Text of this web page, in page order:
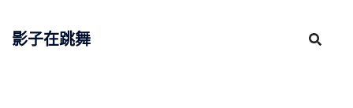
影子在跳舞